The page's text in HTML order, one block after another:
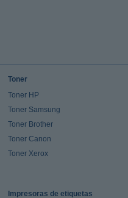
Toner
Toner HP
Toner Samsung
Toner Brother
Toner Canon
Toner Xerox
Impresoras de etiquetas